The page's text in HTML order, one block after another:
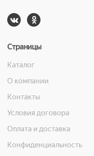
Страницы
Каталог
О компании
Контакты
Условия договора
Оплата и доставка
Конфиденциальность